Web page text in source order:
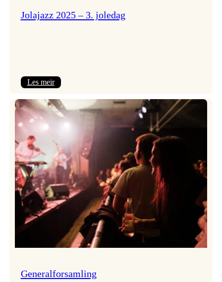
Jolajazz 2025 – 3. joledag
Les meir:
2025
–
joledag
Generalforsamling